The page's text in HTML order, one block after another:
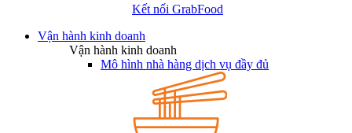
Kết nối GrabFood
Vận hành kinh doanh
Vận hành kinh doanh
Mô hình nhà hàng dịch vụ đầy đủ